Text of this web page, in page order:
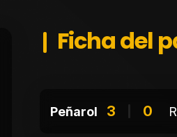
Ficha del
Peñarol 3 0